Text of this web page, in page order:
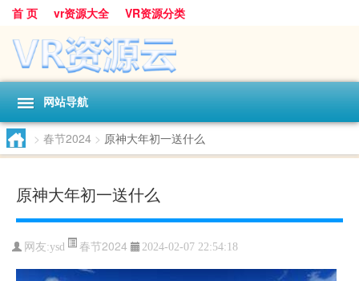
首 页 vr资源大全 VR资源分类
网站导航
> 春节2024 > 原神大年初一送什么
原神大年初一送什么
网友:ysd 春节2024 2024-02-07 22:54:18